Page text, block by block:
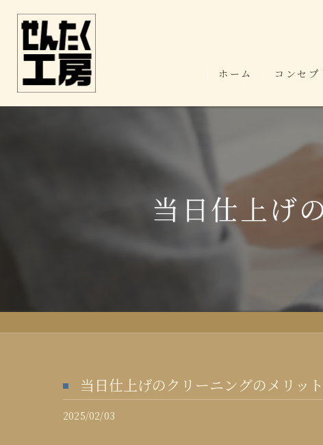
ホーム コンセプ
当日仕上げ
当日仕上げのクリーニングのメリッ
2025/02/03